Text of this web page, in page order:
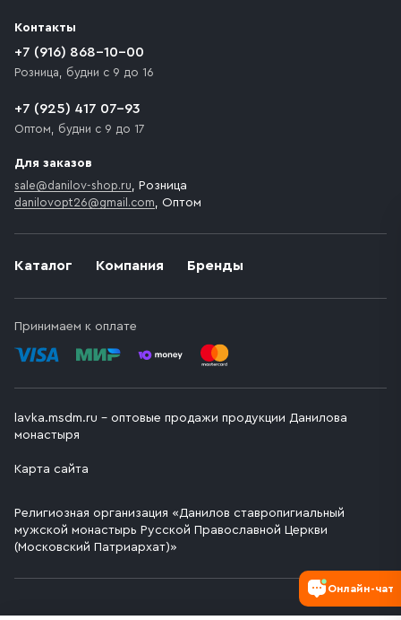
Каталог Компания Бренды
Принимаем к оплате
Контакты
+7 (916) 868-10-00
Розница, будни с 9 до 16
+7 (925) 417 07-93
Оптом, будни с 9 до 17
Для заказов
sale@danilov-shop.ru, Розница
danilovopt26@gmail.com, Оптом
lavka.msdm.ru – оптовые продажи продукции Данилова
монастыря
Карта сайта
Религиозная организация «Данилов ставропигиальный
мужской монастырь Русской Православной Церкви
(Московский Патриархат)»
Онлайн-чат